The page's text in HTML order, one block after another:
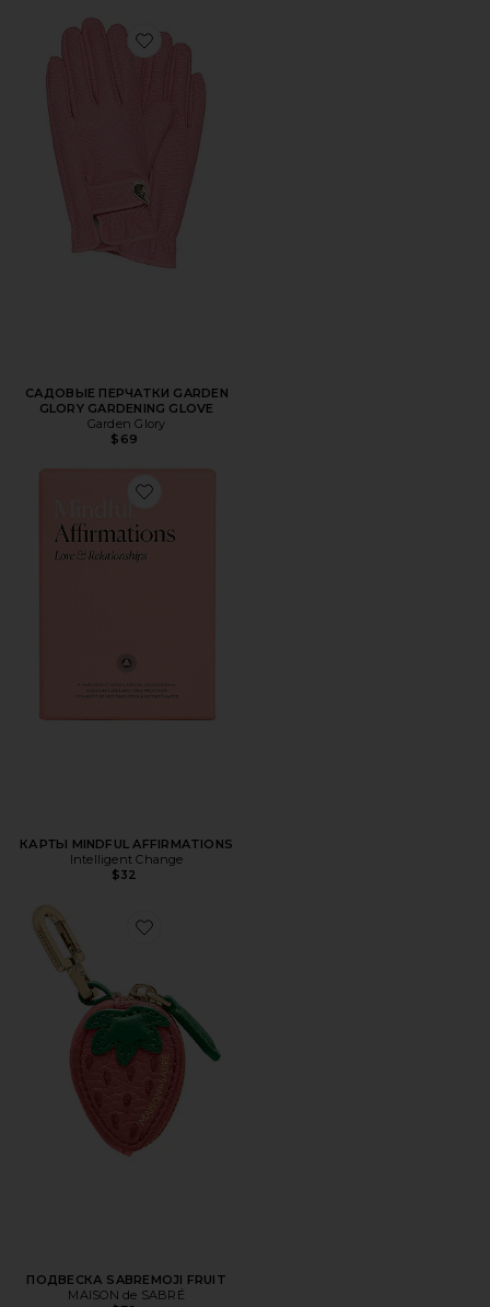
Favorite САДОВЫЕ ПЕРЧАТКИ GARDEN GLORY
САДОВЫЕ ПЕРЧАТКИ GARDEN
GLORY GARDENING GLOVE
Garden Glory
$69
Favorite КАРТЫ MINDFUL AFFIRMATIONS
КАРТЫ MINDFUL AFFIRMATIONS
Intelligent Change
$32
Favorite ПОДВЕСКА SABREMOJI FRUIT
ПОДВЕСКА SABREMOJI FRUIT
MAISON de SABRÉ